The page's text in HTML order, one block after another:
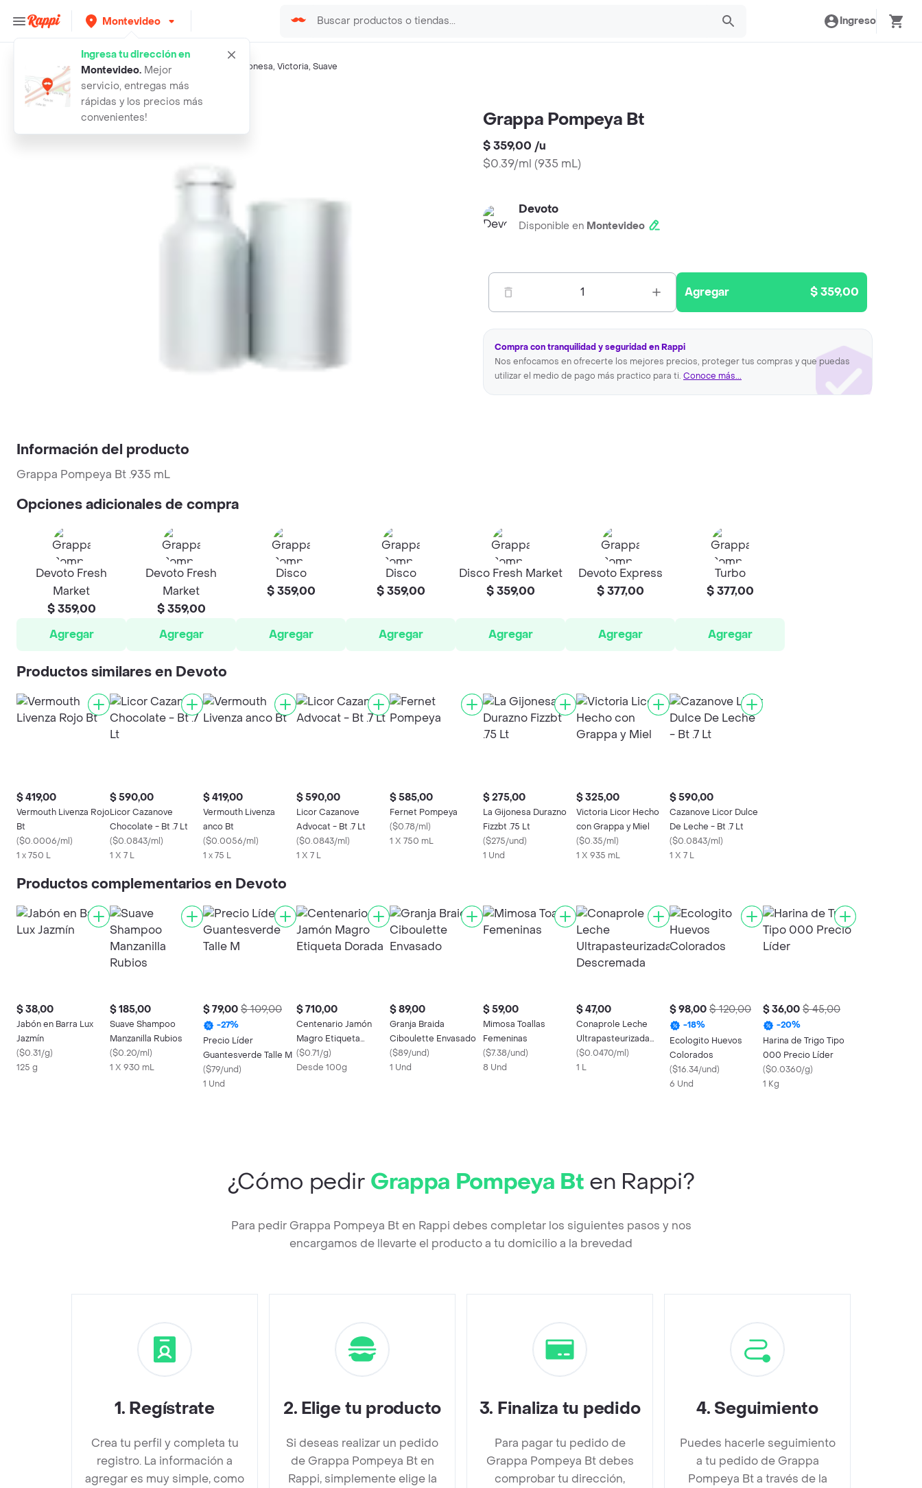
Montevideo
Ingresa tu dirección en
Montevideo. Mejor
servicio, entregas más
rápidas y los precios más
convenientes!
Ingreso
Búsquedas relacionadas:Otros licores La Gijonesa, Victoria, Suave
Rappi grappa pompeya bt
Grappa Pompeya Bt
$ 359,00 /u
$0.39/ml (935 mL)
Devoto
Disponible en Montevideo
1 Agregar $ 359,00
Compra con tranquilidad y seguridad en Rappi
Nos enfocamos en ofrecerte los mejores precios, proteger tus compras y que puedas
utilizar el medio de pago más practico para ti. Conoce más...
Información del producto
Grappa Pompeya Bt .935 mL
Opciones adicionales de compra
Devoto Fresh
Market
$ 359,00
Agregar
Devoto Fresh
Market
$ 359,00
Agregar
Disco
$ 359,00
Agregar
Disco
$ 359,00
Agregar
Disco Fresh Market
$ 359,00
Agregar
Devoto Express
$ 377,00
Agregar
Turbo
$ 377,00
Agregar
Productos similares en Devoto
$ 419,00
Vermouth Livenza Rojo
Bt
($0.0006/ml)
1 x 750 L
$ 590,00
Licor Cazanove
Chocolate - Bt .7 Lt
($0.0843/ml)
1 X 7 L
$ 419,00
Vermouth Livenza
anco Bt
($0.0056/ml)
1 x 75 L
$ 590,00
Licor Cazanove
Advocat - Bt .7 Lt
($0.0843/ml)
1 X 7 L
$ 585,00
Fernet Pompeya
($0.78/ml)
1 X 750 mL
$ 275,00
La Gijonesa Durazno
Fizzbt .75 Lt
($275/und)
1 Und
$ 325,00
Victoria Licor Hecho
con Grappa y Miel
($0.35/ml)
1 X 935 mL
$ 590,00
Cazanove Licor Dulce
De Leche - Bt .7 Lt
($0.0843/ml)
1 X 7 L
Productos complementarios en Devoto
$ 38,00
Jabón en Barra Lux
Jazmín
($0.31/g)
125 g
$ 185,00
Suave Shampoo
Manzanilla Rubios
($0.20/ml)
1 X 930 mL
$ 79,00 $ 109,00
-27%
Precio Líder
Guantesverde Talle M
($79/und)
1 Und
$ 710,00
Centenario Jamón
Magro Etiqueta
Dorada
($0.71/g)
Desde 100g
$ 89,00
Granja Braida
Ciboulette Envasado
($89/und)
1 Und
$ 59,00
Mimosa Toallas
Femeninas
($7.38/und)
8 Und
$ 47,00
Conaprole Leche
Ultrapasteurizada
Descremada
($0.0470/ml)
1 L
$ 98,00 $ 120,00
-18%
Ecologito Huevos
Colorados
($16.34/und)
6 Und
$ 36,00 $ 45,00
-20%
Harina de Trigo Tipo
000 Precio Líder
($0.0360/g)
1 Kg
¿Cómo pedir Grappa Pompeya Bt en Rappi?
Para pedir Grappa Pompeya Bt en Rappi debes completar los siguientes pasos y nos
encargamos de llevarte el producto a tu domicilio a la brevedad
1. Regístrate
Crea tu perfil y completa tu
registro. La información a
agregar es muy simple, como
2. Elige tu producto
Si deseas realizar un pedido
de Grappa Pompeya Bt en
Rappi, simplemente elige la
3. Finaliza tu pedido
Para pagar tu pedido de
Grappa Pompeya Bt debes
comprobar tu dirección,
4. Seguimiento
Puedes hacerle seguimiento
a tu pedido de Grappa
Pompeya Bt a través de la